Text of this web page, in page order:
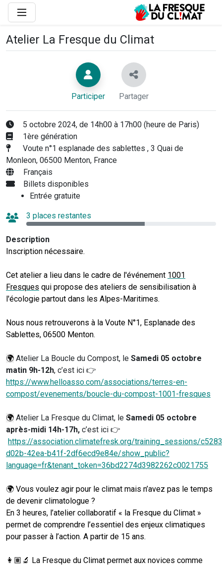
Atelier La Fresque du Climat
Participer Partager
5 octobre 2024, de 14h00 à 17h00 (heure de Paris)
1ère génération
Voute n°1 esplanade des sablettes , 3 Quai de
Monleon, 06500 Menton, France
Français
Billets disponibles
Entrée gratuite
3 places restantes
Description
Inscription nécessaire.
Cet atelier a lieu dans le cadre de l'événement 1001
Fresques qui propose des ateliers de sensibilisation à
l'écologie partout dans les Alpes-Maritimes.
Nous nous retrouverons à la Voute N°1, Esplanade des
Sablettes, 06500 Menton.
🌍 Atelier La Boucle du Compost, le Samedi 05 octobre
matin 9h-12h, c’est ici 👉
https://www.helloasso.com/associations/terres-en-
compost/evenements/boucle-du-compost-1001-fresques
🌍 Atelier La Fresque du Climat, le Samedi 05 octobre
après-midi 14h-17h, c’est ici 👉
https://association.climatefresk.org/training_sessions/
d02b-42ea-b41f-2df6ecd9e84e/show_public?
language=fr&tenant_token=36bd2274d3982262c0021755
🌍 Vous voulez agir pour le climat mais n’avez pas le temps
de devenir climatologue ?
En 3 heures, l’atelier collaboratif « la Fresque du Climat »
permet de comprendre l’essentiel des enjeux climatiques
pour passer à l’action. A partir de 15 ans.
👩🏽‍🔬 La Fresque du Climat permet aux novices comme